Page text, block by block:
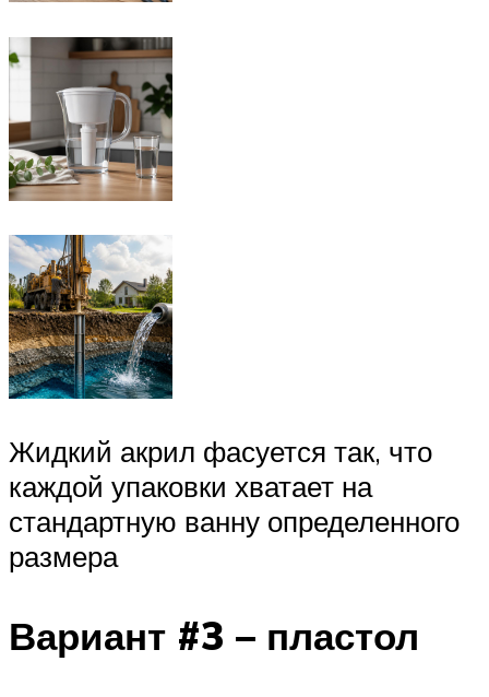
Жидкий акрил фасуется так, что
каждой упаковки хватает на
стандартную ванну определенного
размера
Вариант #3 – пластол